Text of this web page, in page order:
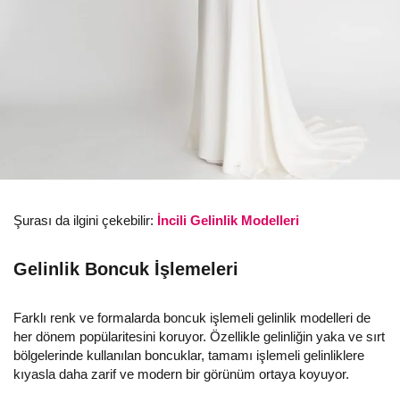
Şurası da ilgini çekebilir: İncili Gelinlik Modelleri
Gelinlik Boncuk İşlemeleri
Farklı renk ve formalarda boncuk işlemeli gelinlik modelleri de
her dönem popülaritesini koruyor. Özellikle gelinliğin yaka ve sırt
bölgelerinde kullanılan boncuklar, tamamı işlemeli gelinliklere
kıyasla daha zarif ve modern bir görünüm ortaya koyuyor.